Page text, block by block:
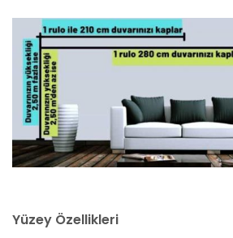
Yüzey Özellikleri